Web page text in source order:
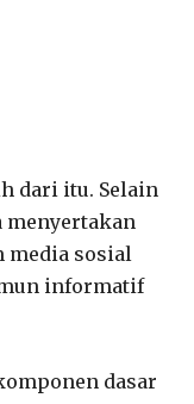
dari itu. Selain
menyertakan
media sosial
informatif
dasar